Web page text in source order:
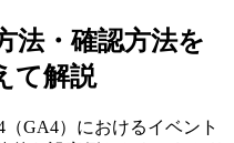
法・確認方法を
て解説
（GA4）におけるイベント